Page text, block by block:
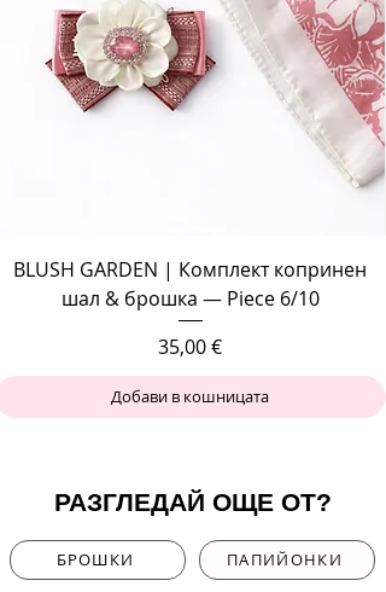
BLUSH GARDEN | Комплект копринен
шал & брошка — Piece 6/10
Цена
35,00 €
Добави в кошницата
РАЗГЛЕДАЙ ОЩЕ ОТ?
БРОШКИ ПАПИЙОНКИ